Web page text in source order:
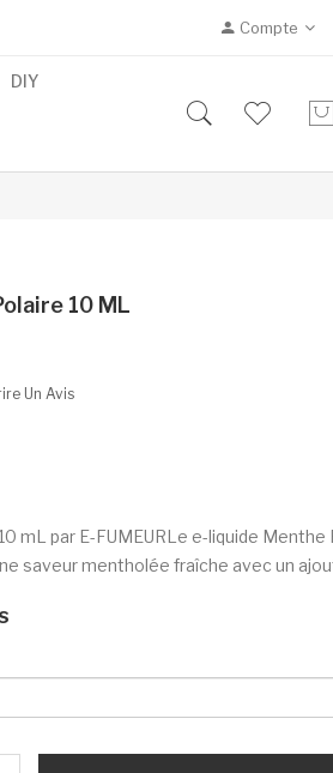
Compte
DIY
10 ML
Un Avis
mL par E-FUMEURLe e-liquide Menthe
saveur mentholée fraîche avec un